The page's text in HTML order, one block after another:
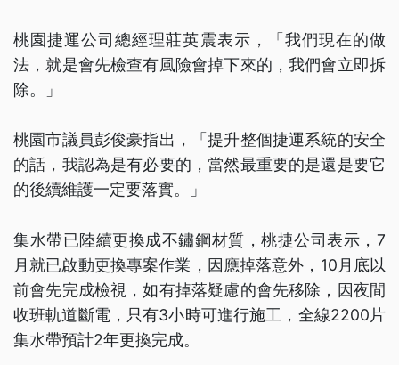
桃園捷運公司總經理莊英震表示，「我們現在的做
法，就是會先檢查有風險會掉下來的，我們會立即拆
除。」
桃園市議員彭俊豪指出，「提升整個捷運系統的安全
的話，我認為是有必要的，當然最重要的是還是要它
的後續維護一定要落實。」
集水帶已陸續更換成不鏽鋼材質，桃捷公司表示，7
月就已啟動更換專案作業，因應掉落意外，10月底以
前會先完成檢視，如有掉落疑慮的會先移除，因夜間
收班軌道斷電，只有3小時可進行施工，全線2200片
集水帶預計2年更換完成。